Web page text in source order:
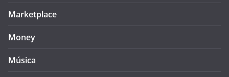
Marketplace
Money
Música